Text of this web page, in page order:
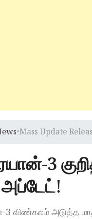
»Mass Update
3
3 விண்கலம் அடுத்த